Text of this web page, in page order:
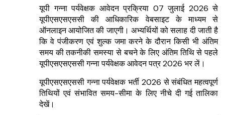
यूपी गन्ना पर्यवेक्षक आवेदन प्रक्रिया 07 जुलाई 2026 से
यूपीएसएसएससी की आधिकारिक वेबसाइट के माध्यम से
ऑनलाइन आयोजित की जाएगी। अभ्यर्थियों को सलाह दी जाती है
कि वे पंजीकरण एवं शुल्क जमा करने के दौरान किसी भी अंतिम
समय की तकनीकी समस्या से बचने के लिए अंतिम तिथि से पहले
यूपीएसएसएससी गन्ना पर्यवेक्षक आवेदन पत्र 2026 भर लें।
यूपीएसएसएससी गन्ना पर्यवेक्षक भर्ती 2026 से संबंधित महत्वपूर्ण
तिथियों एवं संभावित समय-सीमा के लिए नीचे दी गई तालिका
देखें।